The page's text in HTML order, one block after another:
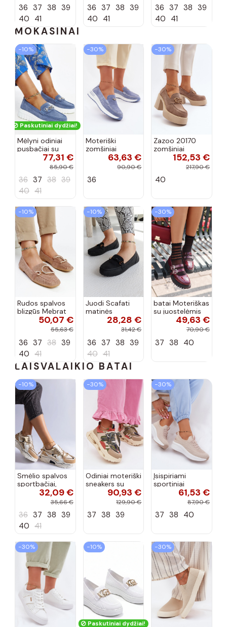
36 37 38 39
40 41
36 37 38 39
40 41
36 37 38 39
40 41
MOKASINAI
−10%
Paskutiniai dydžiai!
Mėlyni odiniai
pusbačiai su
dekoratyvine
sagtimi Taija
77,31 €
85,90 €
36 37 38 39
40 41
−30%
Moteriški
zomšiniai
mokasinai
Demela mėlynos
63,63 €
90,90 €
36
−30%
Zazoo 20170
zomšiniai
bateliai su
kulniukais smėlio
152,53 €
217,90 €
40
−10%
Rudos spalvos
blizgūs Mebrat
bateliai50,07 €
55,63 €
36 37 38 39
40 41
−10%
Juodi Scafati
matinės
apdailos bateliai
28,28 €
31,42 €
36 37 38 39
40 41
−30%
batai Moteriškas
su juostelėmis
su lako efektu
bordo spalvos
49,63 €
70,90 €
37 38 40
LAISVALAIKIO BATAI
−10%
Smėlio spalvos
sportbačiai,
dekoruoti Valdez
cirkonio virvele
32,09 €
35,66 €
36 37 38 39
40 41
−30%
Odiniai moteriški
sneakers su
platforma D&A
CR61-3133
90,93 €
129,90 €
37 38 39
−30%
Įsispiriami
sportiniai
bateliai Kobbo
102425 smėlio
61,53 €
87,90 €
37 38 40
−30% −10%
Paskutiniai dydžiai!
−30%